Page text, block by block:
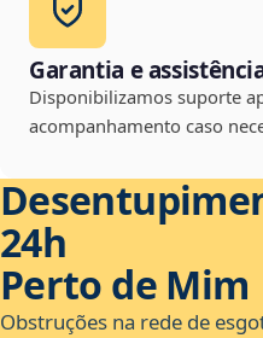
Garantia e
Disponibilizamos suporte
acompanhamento caso
24h
Perto de Mim
Obstruções na rede de